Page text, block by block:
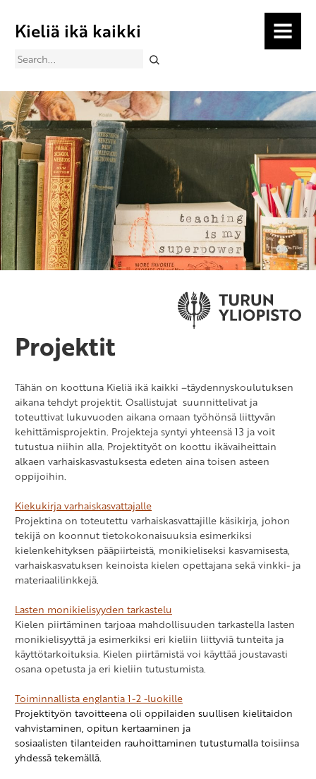
Kieliä ikä kaikki MENU
Search
Projektit
Tähän on koottuna Kieliä ikä kaikki –täydennyskoulutuksen
aikana tehdyt projektit. Osallistujat suunnittelivat ja
toteuttivat lukuvuoden aikana omaan työhönsä liittyvän
kehittämisprojektin. Projekteja syntyi yhteensä 13 ja voit
tutustua niihin alla. Projektityöt on koottu ikävaiheittain
alkaen varhaiskasvastuksesta edeten aina toisen asteen
oppijoihin.
Kiekukirja varhaiskasvattajalle
Projektina on toteutettu varhaiskasvattajille käsikirja, johon
tekijä on koonnut tietokokonaisuuksia esimerkiksi
kielenkehityksen pääpiirteistä, monikieliseksi kasvamisesta,
varhaiskasvatuksen keinoista kielen opettajana sekä vinkki- ja
materiaalilinkkejä.
Lasten monikielisyyden tarkastelu
Kielen piirtäminen tarjoaa mahdollisuuden tarkastella lasten
monikielisyyttä ja esimerkiksi eri kieliin liittyviä tunteita ja
käyttötarkoituksia. Kielen piirtämistä voi käyttää joustavasti
osana opetusta ja eri kieliin tutustumista.
Toiminnallista englantia 1-2 -luokille
Projektityön tavoitteena oli oppilaiden suullisen kielitaidon
vahvistaminen, opitun kertaaminen ja
sosiaalisten tilanteiden rauhoittaminen tutustumalla toisiinsa
yhdessä tekemällä.